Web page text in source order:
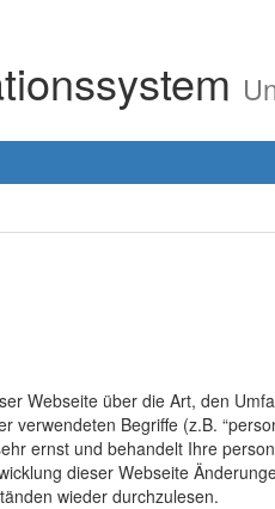
Webseite über die Art, den
Begriffe (z.B.
ernst und behandelt Ihre
dieser Webseite
wieder durchzulesen.